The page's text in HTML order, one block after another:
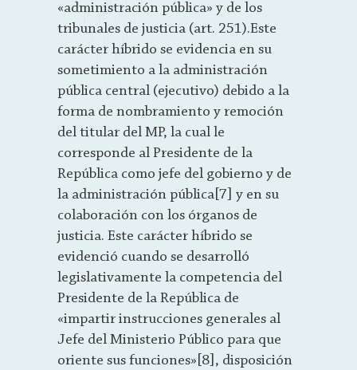
«administración pública» y de los
tribunales de justicia (art. 251).Este
carácter híbrido se evidencia en su
sometimiento a la administración
pública central (ejecutivo) debido a la
forma de nombramiento y remoción
del titular del MP, la cual le
corresponde al Presidente de la
República como jefe del gobierno y de
la administración pública[7] y en su
colaboración con los órganos de
justicia. Este carácter híbrido se
evidenció cuando se desarrolló
legislativamente la competencia del
Presidente de la República de
«impartir instrucciones generales al
Jefe del Ministerio Público para que
oriente sus funciones»[8], disposición